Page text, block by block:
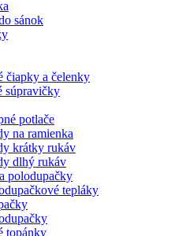
sánok
čiapky a čelenky
súpravičky
potlače
na ramienka
krátky rukáv
dlhý rukáv
polodupačky
tepláky
topánky